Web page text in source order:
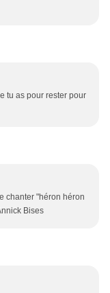
tu as pour rester pour
chanter "héron héron
Bises